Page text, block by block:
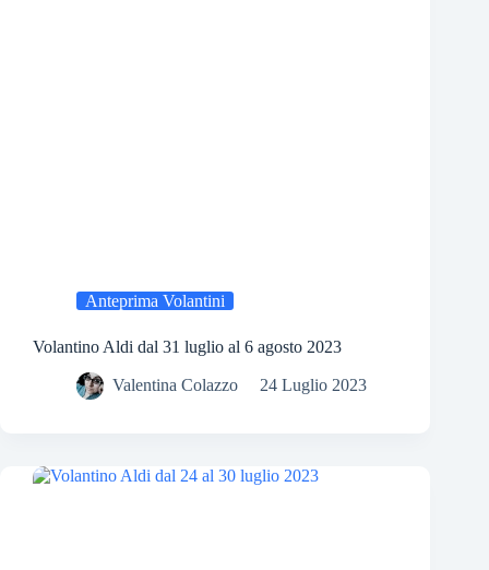
Anteprima Volantini
Volantino Aldi dal 31 luglio al 6 agosto 2023
Valentina Colazzo 24 Luglio 2023